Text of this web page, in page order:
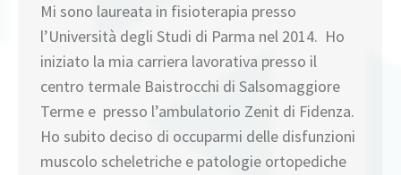
Mi sono laureata in fisioterapia presso
l’Università degli Studi di Parma nel 2014. Ho
iniziato la mia carriera lavorativa presso il
centro termale Baistrocchi di Salsomaggiore
Terme e presso l’ambulatorio Zenit di Fidenza.
Ho subito deciso di occuparmi delle disfunzioni
muscolo scheletriche e patologie ortopediche